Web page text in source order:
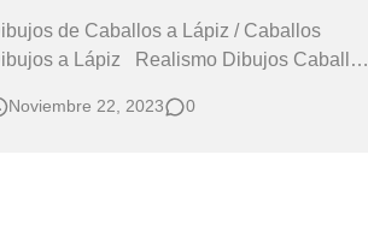
de Caballos a Lápiz / Caballos
a Lápiz Realismo Dibujos Caballos
A LÁPIZ SUPER-CABALLOS
Noviembre 22, 2023 0